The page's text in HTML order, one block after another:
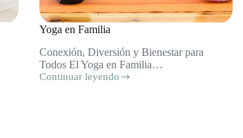
Yoga en Familia
Conexión, Diversión y Bienestar para
Todos El Yoga en Familia…
Continuar leyendo
Yoga